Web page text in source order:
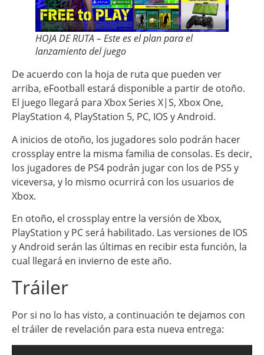
HOJA DE RUTA – Este es el plan para el
lanzamiento del juego
De acuerdo con la hoja de ruta que pueden ver
arriba, eFootball estará disponible a partir de otoño.
El juego llegará para Xbox Series X|S, Xbox One,
PlayStation 4, PlayStation 5, PC, IOS y Android.
A inicios de otoño, los jugadores solo podrán hacer
crossplay entre la misma familia de consolas. Es decir,
los jugadores de PS4 podrán jugar con los de PS5 y
viceversa, y lo mismo ocurrirá con los usuarios de
Xbox.
En otoño, el crossplay entre la versión de Xbox,
PlayStation y PC será habilitado. Las versiones de IOS
y Android serán las últimas en recibir esta función, la
cual llegará en invierno de este año.
Tráiler
Por si no lo has visto, a continuación te dejamos con
el tráiler de revelación para esta nueva entrega: